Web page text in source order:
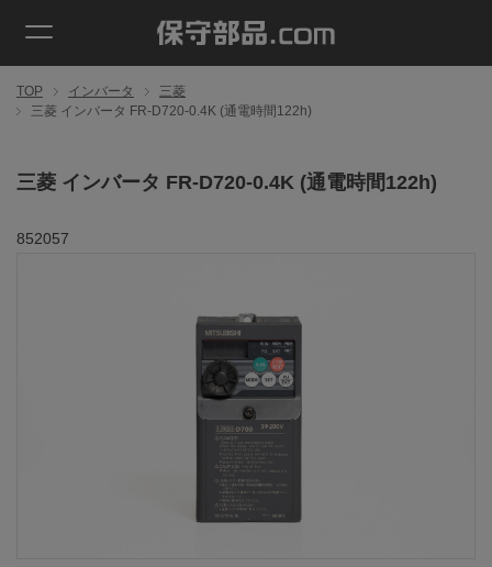
TOP インバータ
三菱
三菱 インバータ FR-D720-0.4K (通電時間122h)
三菱 インバータ FR-D720-0.4K (通電時間122h)
852057